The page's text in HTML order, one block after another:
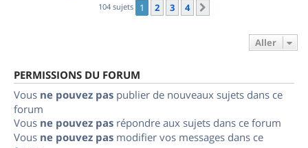
104 sujets 1 2 3 4
Aller
PERMISSIONS DU FORUM
Vous ne pouvez pas publier de nouveaux sujets dans ce
forum
Vous ne pouvez pas répondre aux sujets dans ce forum
Vous ne pouvez pas modifier vos messages dans ce